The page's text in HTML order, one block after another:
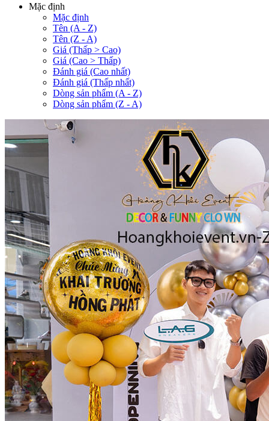
Mặc định
Mặc định
Tên (A - Z)
Tên (Z - A)
Giá (Thấp > Cao)
Giá (Cao > Thấp)
Đánh giá (Cao nhất)
Đánh giá (Thấp nhất)
Dòng sản phẩm (A - Z)
Dòng sản phẩm (Z - A)